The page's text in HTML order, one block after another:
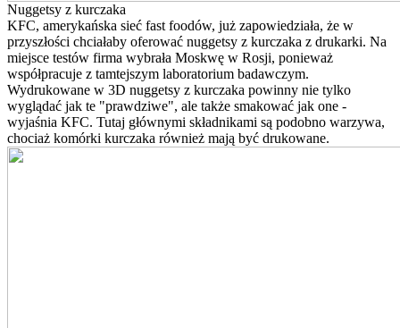
Nuggetsy z kurczaka
KFC, amerykańska sieć fast foodów, już zapowiedziała, że w
przyszłości chciałaby oferować nuggetsy z kurczaka z drukarki. Na
miejsce testów firma wybrała Moskwę w Rosji, ponieważ
współpracuje z tamtejszym laboratorium badawczym.
Wydrukowane w 3D nuggetsy z kurczaka powinny nie tylko
wyglądać jak te "prawdziwe", ale także smakować jak one -
wyjaśnia KFC. Tutaj głównymi składnikami są podobno warzywa,
chociaż komórki kurczaka również mają być drukowane.